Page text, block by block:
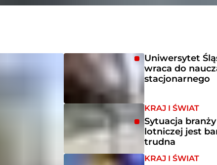
Uniwersytet
wraca do
stacjonarnego
KRAJ I ŚWIAT
Sytuacja branży
lotniczej jest
trudna
KRAJ I ŚWIAT